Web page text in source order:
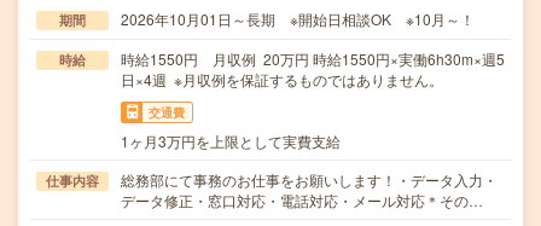
期間 2026年10月01日～長期 ※開始日相談OK ※10月～！
時給
時給1550円 月収例 20万円 時給1550円×実働6h30m×週5
日×4週 ※月収例を保証するものではありません。
交通費
1ヶ月3万円を上限として実費支給
仕事内容
総務部にて事務のお仕事をお願いします！・データ入力・
データ修正・窓口対応・電話対応・メール対応＊その…